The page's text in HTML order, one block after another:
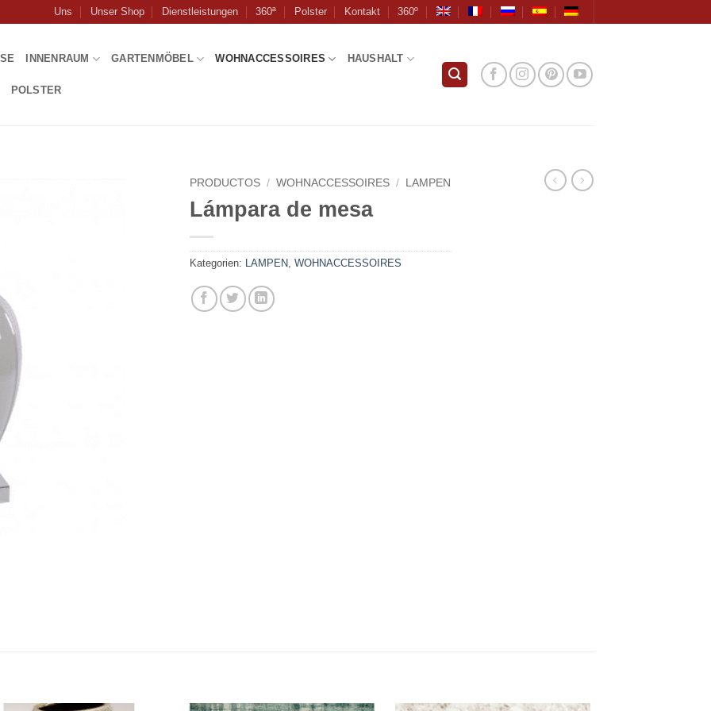
Uns Unser Shop Dienstleistungen 360ª Polster Kontakt 360º
INNENRAUM GARTENMÖBEL WOHNACCESSOIRES HAUSHALT
POLSTER
PRODUCTOS / WOHNACCESSOIRES / LAMPEN
Lámpara de mesa
Kategorien: LAMPEN WOHNACCESSOIRES